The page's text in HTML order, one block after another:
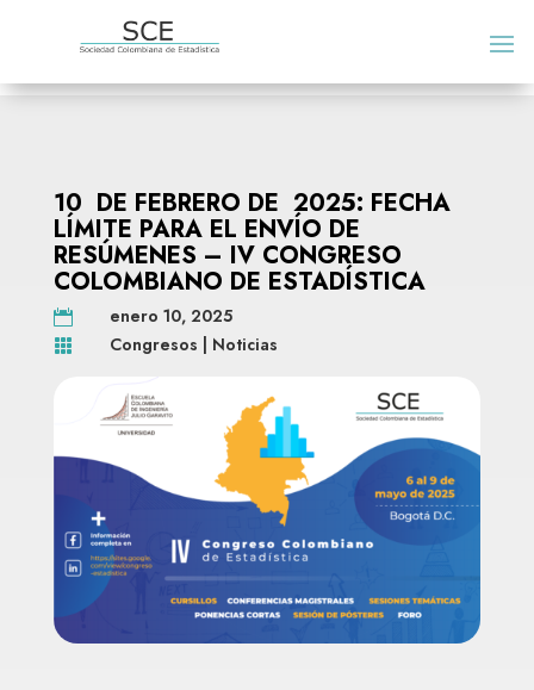
10 DE FEBRERO DE 2025: FECHA
LÍMITE PARA EL ENVÍO DE
RESÚMENES – IV CONGRESO
COLOMBIANO DE ESTADÍSTICA
 enero 10, 2025
 Congresos Noticias